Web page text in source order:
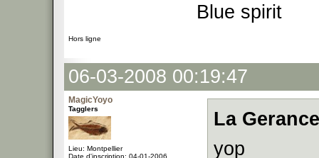
Blue spirit
Hors ligne
06-03-2008 00:19:47
MagicYoyo
Tagglers
Lieu: Montpellier
Date d'inscription: 04-01-2006
La
yop